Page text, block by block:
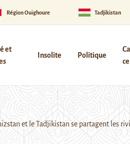
Région Ouïghoure Tadjikistan
et
Insolite Politique
et le Tadjikistan se partagent les